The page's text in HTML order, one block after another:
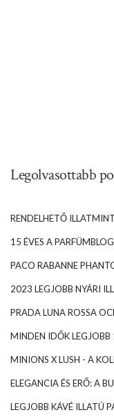
Legolvasottabb
RENDELHETŐ
15 ÉVES A
PACO RABANNE
2023 LEGJOBB NYÁRI
PRADA LUNA ROSSA
MINDEN IDŐK LEGJOBB
MINIONS X LUSH - A
ELEGANCIA ÉS ERŐ: A
LEGJOBB KÁVÉ ILLATÚ